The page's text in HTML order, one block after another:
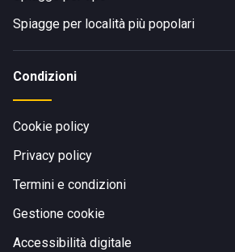
Spiagge per località più popolari
Condizioni
Cookie policy
Privacy policy
Termini e condizioni
Gestione cookie
Accessibilità digitale